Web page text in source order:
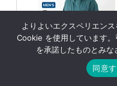
よりよいエクスペリエン
Cookie を使用しています
を承諾したものとみな
同意